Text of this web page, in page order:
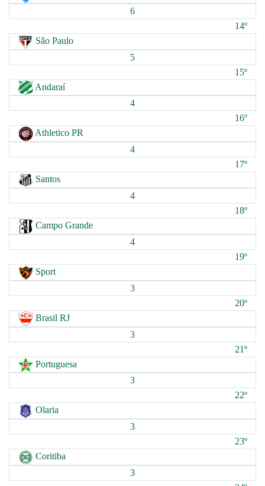
6
14º
São Paulo
5
15º
Andaraí
4
16º
Athletico PR
4
17º
Santos
4
18º
Campo Grande
4
19º
Sport
3
20º
Brasil RJ
3
21º
Portuguesa
3
22º
Olaria
3
23º
Coritiba
3